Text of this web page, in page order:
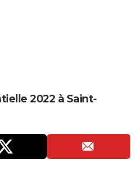
2022 à Saint-